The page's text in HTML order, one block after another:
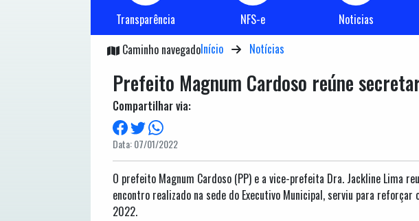
Transparência NFS-e Noticias
Caminho navegadoInício Notícias
Prefeito Magnum Cardoso reúne
Compartilhar via:
Data: 07/01/2022
O prefeito Magnum Cardoso (PP) e a vice-prefeita Dra. Jackline Lima
encontro realizado na sede do Executivo Municipal, serviu para
2022.